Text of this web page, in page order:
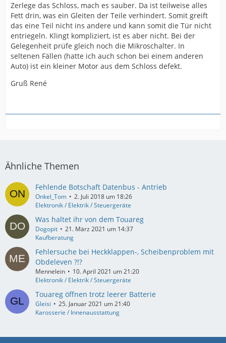
Zerlege das Schloss, mach es sauber. Da ist teilweise alles
Fett drin, was ein Gleiten der Teile verhindert. Somit greift
das eine Teil nicht ins andere und kann somit die Tür nicht
entriegeln. Klingt kompliziert, ist es aber nicht. Bei der
Gelegenheit prüfe gleich noch die Mikroschalter. In
seltenen Fällen (hatte ich auch schon bei einem anderen
Auto) ist ein kleiner Motor aus dem Schloss defekt.
Gruß René
Ähnliche Themen
Fehlende Botschaft Datenbus - Antrieb
Onkel_Tom
2. Juli 2018 um 18:26
Elektronik / Elektrik / Steuergeräte
Was haltet ihr von dem Touareg
Dogopit
21. März 2021 um 14:37
Kaufberatung
Fehlersuche bei Heckklappen-, Scheibenproblem mit
Obdeleven ?!?
Mennelein
10. April 2021 um 21:20
Elektronik / Elektrik / Steuergeräte
Touareg öffnen trotz leerer Batterie
Gleisi
25. Januar 2021 um 21:40
Karosserie / Innenausstattung